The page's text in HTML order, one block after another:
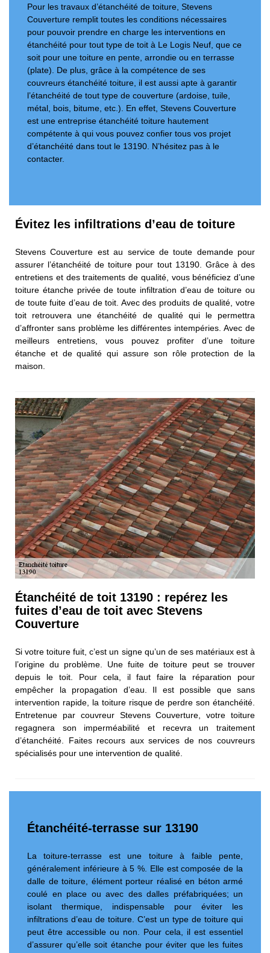
Pour les travaux d’étanchéité de toiture, Stevens
Couverture remplit toutes les conditions nécessaires
pour pouvoir prendre en charge les interventions en
étanchéité pour tout type de toit à Le Logis Neuf, que ce
soit pour une toiture en pente, arrondie ou en terrasse
(plate). De plus, grâce à la compétence de ses
couvreurs étanchéité toiture, il est aussi apte à garantir
l’étanchéité de tout type de couverture (ardoise, tuile,
métal, bois, bitume, etc.). En effet, Stevens Couverture
est une entreprise étanchéité toiture hautement
compétente à qui vous pouvez confier tous vos projet
d’étanchéité dans tout le 13190. N’hésitez pas à le
contacter.
Évitez les infiltrations d’eau de toiture
Stevens Couverture est au service de toute demande pour
assurer l’étanchéité de toiture pour tout 13190. Grâce à des
entretiens et des traitements de qualité, vous bénéficiez d’une
toiture étanche privée de toute infiltration d’eau de toiture ou
de toute fuite d’eau de toit. Avec des produits de qualité, votre
toit retrouvera une étanchéité de qualité qui le permettra
d’affronter sans problème les différentes intempéries. Avec de
meilleurs entretiens, vous pouvez profiter d’une toiture
étanche et de qualité qui assure son rôle protection de la
maison.
Étanchéité de toit 13190 : repérez les
fuites d’eau de toit avec Stevens
Couverture
Si votre toiture fuit, c’est un signe qu’un de ses matériaux est à
l’origine du problème. Une fuite de toiture peut se trouver
depuis le toit. Pour cela, il faut faire la réparation pour
empêcher la propagation d’eau. Il est possible que sans
intervention rapide, la toiture risque de perdre son étanchéité.
Entretenue par couvreur Stevens Couverture, votre toiture
regagnera son imperméabilité et recevra un traitement
d’étanchéité. Faites recours aux services de nos couvreurs
spécialisés pour une intervention de qualité.
Étanchéité-terrasse sur 13190
La toiture-terrasse est une toiture à faible pente,
généralement inférieure à 5 %. Elle est composée de la
dalle de toiture, élément porteur réalisé en béton armé
coulé en place ou avec des dalles préfabriquées; un
isolant thermique, indispensable pour éviter les
infiltrations d’eau de toiture. C’est un type de toiture qui
peut être accessible ou non. Pour cela, il est essentiel
d’assurer qu’elle soit étanche pour éviter que les fuites